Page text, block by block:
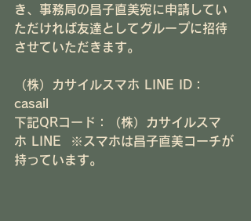
き、事務局の昌子直美宛に申請してい
ただければ友達としてグループに招待
させていただきます。
（株）カサイルスマホ LINE ID：
casail
下記QRコード：（株）カサイルスマ
ホ LINE  ※スマホは昌子直美コーチが
持っています。